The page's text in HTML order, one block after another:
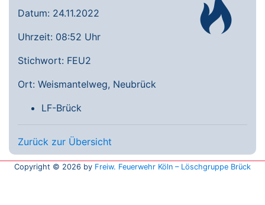
Datum: 24.11.2022
Uhrzeit: 08:52 Uhr
Stichwort: FEU2
Ort: Weismantelweg, Neubrück
LF-Brück
Zurück zur Übersicht
Copyright © 2026 by Freiw. Feuerwehr Köln – Löschgruppe Brück